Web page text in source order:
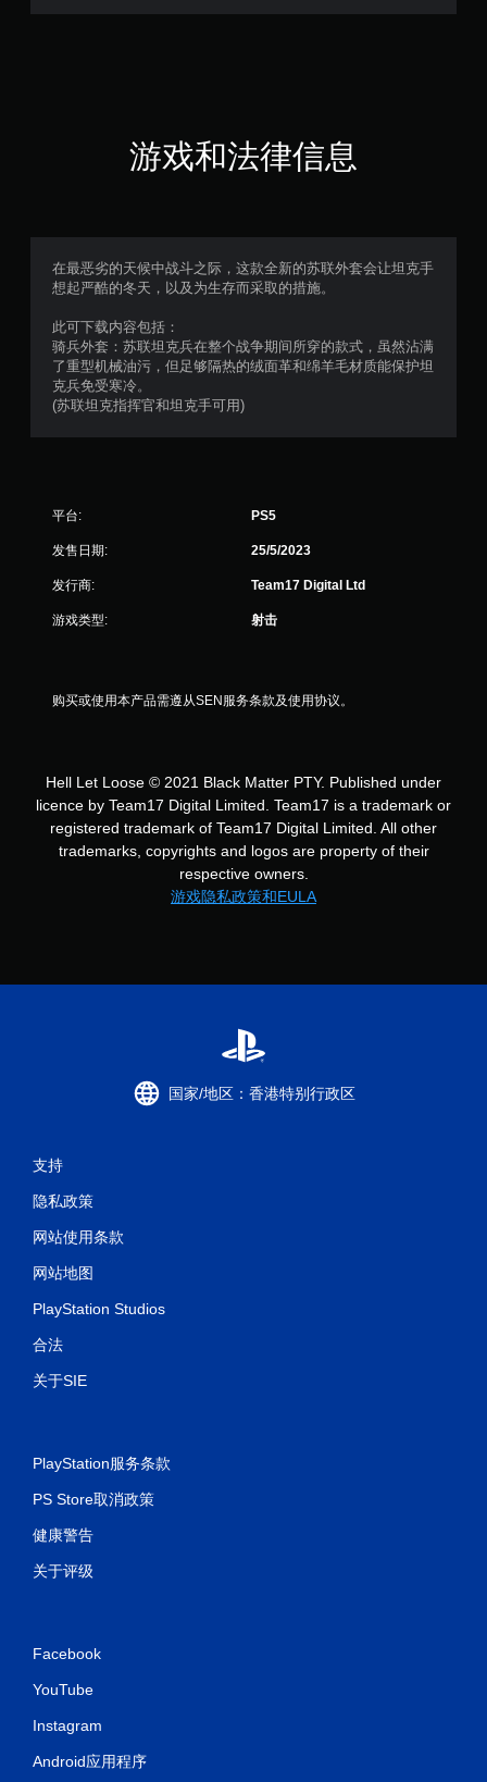
游戏和法律信息
在最恶劣的天候中战斗之际，这款全新的苏联外套会让坦克手
想起严酷的冬天，以及为生存而采取的措施。
此可下载内容包括：
骑兵外套：苏联坦克兵在整个战争期间所穿的款式，虽然沾满
了重型机械油污，但足够隔热的绒面革和绵羊毛材质能保护坦
克兵免受寒冷。
(苏联坦克指挥官和坦克手可用)
平台: PS5
发售日期: 25/5/2023
发行商: Team17 Digital Ltd
游戏类型: 射击
购买或使用本产品需遵从SEN服务条款及使用协议。
Hell Let Loose © 2021 Black Matter PTY. Published under
licence by Team17 Digital Limited. Team17 is a trademark or
registered trademark of Team17 Digital Limited. All other
trademarks, copyrights and logos are property of their
respective owners.
游戏隐私政策和EULA
国家/地区：香港特别行政区
支持
隐私政策
网站使用条款
网站地图
PlayStation Studios
合法
关于SIE
PlayStation服务条款
PS Store取消政策
健康警告
关于评级
Facebook
YouTube
Instagram
Android应用程序